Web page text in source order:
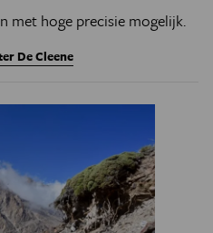
met hoge precisie mogelijk.
De Cleene